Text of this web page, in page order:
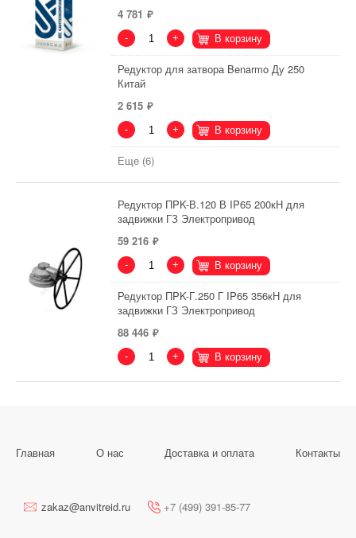
4 781
- + В корзину
Редуктор для затвора Benarmo Ду 250
Китай
2 615
- + В корзину
Еще (6)
Редуктор ПPK-В.120 В IP65 200кН для
задвижки ГЗ Электропривод
59 216
- + В корзину
Редуктор ПPK-Г.250 Г IP65 356кН для
задвижки ГЗ Электропривод
88 446
- + В корзину
Главная О нас Доставка и оплата Контакты
zakaz@anvitreid.ru +7 (499) 391-85-77